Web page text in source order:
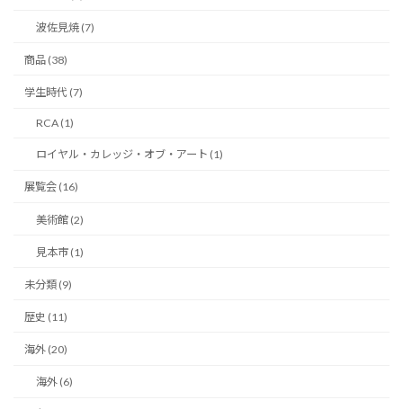
波佐見焼 (7)
商品 (38)
学生時代 (7)
RCA (1)
ロイヤル・カレッジ・オブ・アート (1)
展覧会 (16)
美術館 (2)
見本市 (1)
未分類 (9)
歴史 (11)
海外 (20)
海外 (6)